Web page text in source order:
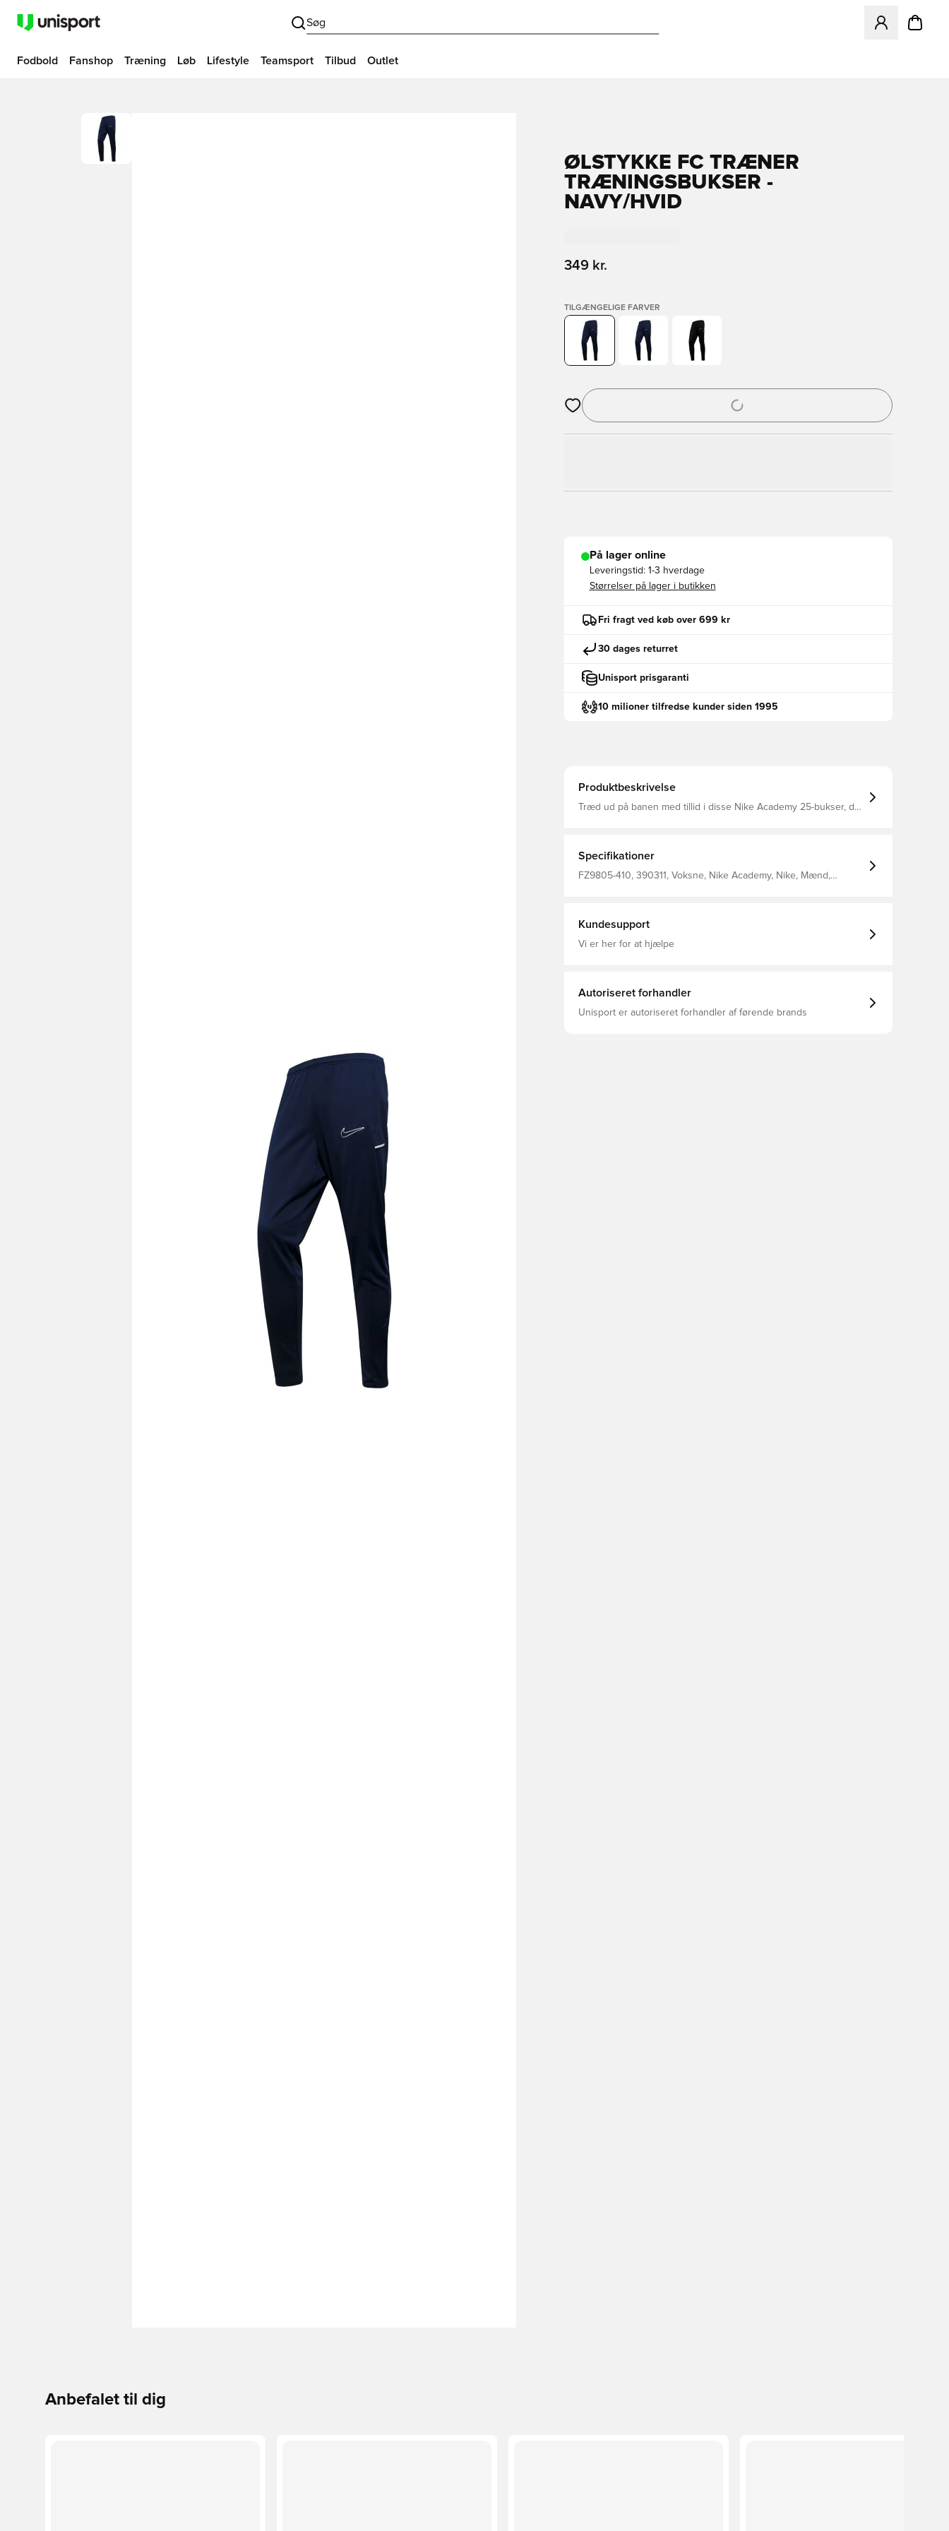
Søg
Åbner en
Fodbold Fanshop Træning Løb Lifestyle Teamsport Tilbud Outlet
ØLSTYKKE FC TRÆNER
TRÆNINGSBUKSER -
NAVY/HVID
349 kr.
TILGÆNGELIGE FARVER
Åbner en Modal til at logge ind eller tilmelde dig som medlem
På lager online
Leveringstid: 1-3 hverdage
Størrelser på lager i butikken
Fri fragt ved køb over 699 kr
30 dages returret
Unisport prisgaranti
10 milioner tilfredse kunder siden 1995
Produktbeskrivelse
Træd ud på banen med tillid i disse Nike Academy 25-bukser, der
der transporterer fugt væk fra kroppen og holder dig tør,
komfortabel og fokuseret hele tiden Lynlås ved anklerne
Fremstillet af 100% polyester.
Specifikationer
FZ9805-410, 390311, Voksne, Nike Academy, Nike, Mænd,
Kundesupport
Vi er her for at hjælpe
Autoriseret forhandler
Unisport er autoriseret forhandler af førende brands
Anbefalet til dig